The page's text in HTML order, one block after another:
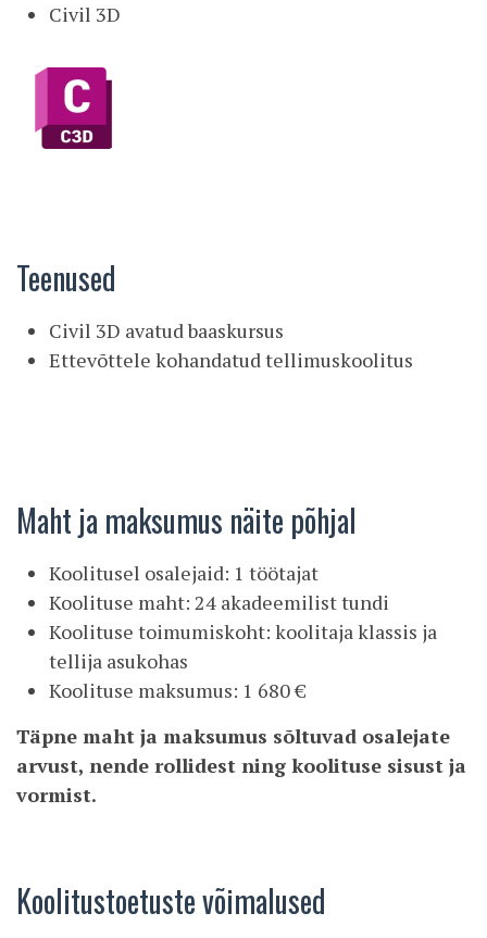
Civil 3D
Teenused
Civil 3D avatud baaskursus
Ettevõttele kohandatud tellimuskoolitus
Maht ja maksumus näite põhjal
Koolitusel osalejaid: 1 töötajat
Koolituse maht: 24 akadeemilist tundi
Koolituse toimumiskoht: koolitaja klassis ja
tellija asukohas
Koolituse maksumus: 1 680 €
Täpne maht ja maksumus sõltuvad osalejate
arvust, nende rollidest ning koolituse sisust ja
vormist.
Koolitustoetuste võimalused